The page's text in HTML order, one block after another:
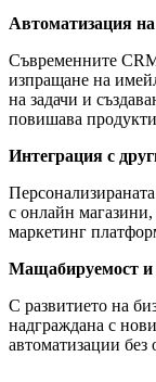
Автоматизация
Съвременните
изпращане на
на задачи и
повишава
Интеграция с
с онлайн
маркетинг
Мащабируемост и
С развитието на
надграждана с
автоматизации без